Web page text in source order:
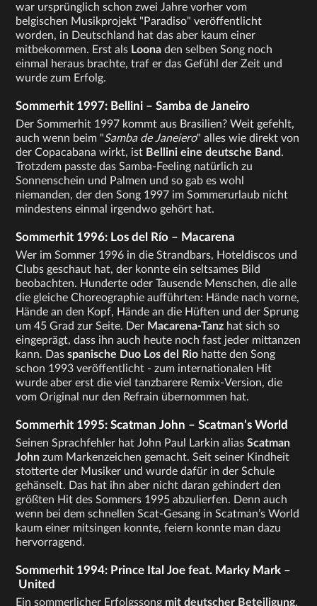
war ursprünglich schon zwei Jahre vorher vom
belgischen Musikprojekt "Paradiso" veröffentlicht
worden, in Deutschland hat das aber kaum einer
mitbekommen. Erst als Loonaden selben Song noch
einmal heraus brachte, traf er das Gefühl der Zeit und
wurde zum Erfolg.
Sommerhit 1997: Bellini – Samba de Janeiro
Der Sommerhit 1997 kommt aus Brasilien? Weit gefehlt,
auch wenn beim "Samba de Janeiero" alles wie direkt von
der Copacabana wirkt, ist Bellini eine deutsche Band.
Trotzdem passte das Samba-Feeling natürlich zu
Sonnenschein und Palmen und so gab es wohl
niemanden, der den Song 1997 im Sommerurlaub nicht
mindestens einmal irgendwo gehört hat.
Sommerhit 1996: Los del Río – Macarena
Wer im Sommer 1996 in die Strandbars, Hoteldiscos und
Clubs geschaut hat, der konnte ein seltsames Bild
beobachten. Hunderte oder Tausende Menschen, die alle
die gleiche Choreographie aufführten: Hände nach vorne,
Hände an den Kopf, Hände an die Hüften und der Sprung
um 45 Grad zur Seite. Der Macarena-Tanz hat sich so
eingeprägt, dass ihn auch heute noch fast jeder mittanzen
kann. Dasspanische Duo Los del Rio hatte den Song
schon 1993 veröffentlicht - zum internationalen Hit
wurde aber erst die viel tanzbarere Remix-Version, die
vom Original nur den Refrain übernommen hat.
Sommerhit 1995: Scatman John – Scatman’s World
Seinen Sprachfehler hat John Paul Larkin aliasScatman
John zum Markenzeichen gemacht. Seit seiner Kindheit
stotterte der Musiker und wurde dafür in der Schule
gehänselt. Das hat ihn aber nicht daran gehindert den
größten Hit des Sommers 1995 abzulierfen. Denn auch
wenn bei dem schnellen Scat-Gesang in Scatman’s World
kaum einer mitsingen konnte, feiern konnte man dazu
hervorragend.
Sommerhit 1994: Prince Ital Joe feat. Marky Mark –
United
Ein sommerlicher Erfolgssong mit deutscher Beteiligung.